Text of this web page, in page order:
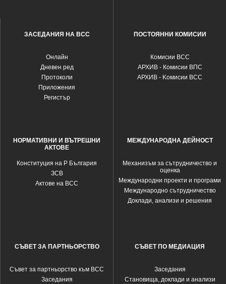
ЗАСЕДАНИЯ НА ВСС
Oнлайн
Дневен ред
Протоколи
Приложения
Регистър
ПОСТОЯННИ КОМИСИИ
Комисии ВСС
АРХИВ - Комисии ВПС
АРХИВ - Kомисии ВСС
НОРМАТИВНИ И ВЪТРЕШНИ
АКТОВЕ
Конституция на Р България
ЗСВ
Актове на ВСС
МЕЖДУНАРОДНА ДЕЙНОСТ
Механизъм за сътрудничество и
оценка
Международни проекти и програми
Международно сътрудничество
Доклади, анализи и решения
СЪВЕТ ЗА ПАРТНЬОРСТВО
Съвет за партньорство към ВСС
Заседания
СЪВЕТ ПО МЕДИАЦИЯ
Заседания
Становища, доклади и анализи